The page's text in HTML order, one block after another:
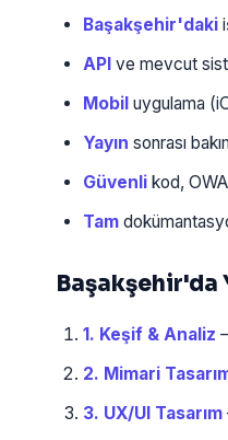
Başakşehir'daki
API ve mevcut
Mobil uygulama
Yayın sonrası
Güvenli kod,
Tam
Başakşehir'da
1. Keşif & Analiz
2. Mimari
3. UX/UI Tasarım